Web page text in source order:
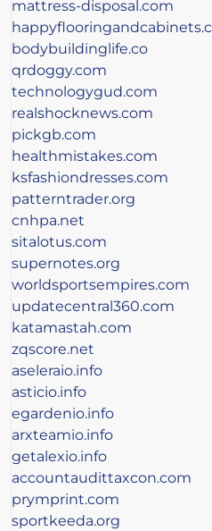
mattress-disposal.com
bodybuildinglife.co
qrdoggy.com
technologygud.com
realshocknews.com
pickgb.com
healthmistakes.com
ksfashiondresses.com
patterntrader.org
cnhpa.net
sitalotus.com
supernotes.org
worldsportsempires.com
updatecentral360.com
katamastah.com
zqscore.net
aseleraio.info
asticio.info
egardenio.info
arxteamio.info
getalexio.info
accountaudittaxcon.com
prymprint.com
sportkeeda.org